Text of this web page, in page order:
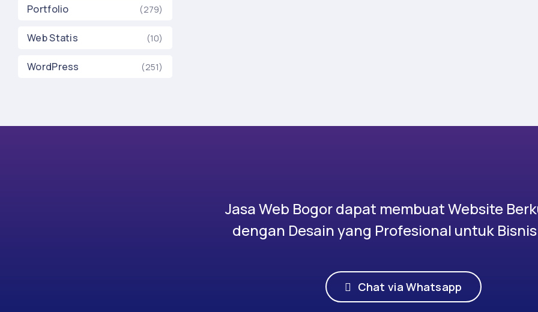
Portfolio (279)
Web Statis (10)
WordPress (251)
Jasa Web Bogor dapat membuat Website
dengan Desain yang Profesional untuk
Chat via Whatsapp